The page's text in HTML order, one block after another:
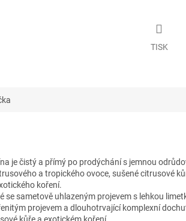
TISK
je čistý a přímý po prodýchání s jemnou
a tropického ovoce, sušené citrusové
koření.
se sametově uhlazeným projevem s lehkou
projevem a dlouhotrvající komplexní